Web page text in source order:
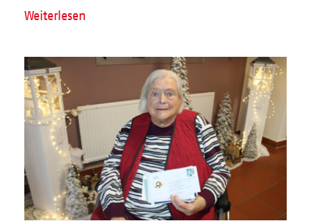
Weiterlesen